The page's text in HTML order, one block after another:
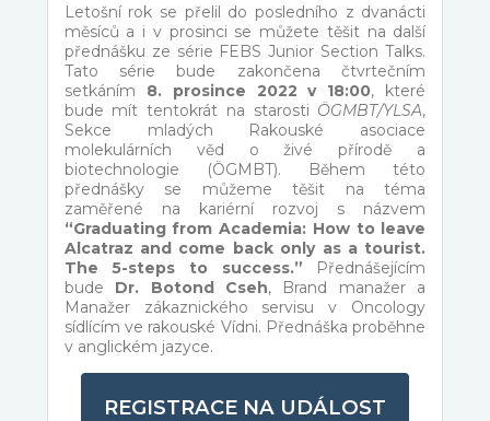
Letošní rok se přelil do posledního z dvanácti
měsíců a i v prosinci se můžete těšit na další
přednášku ze série FEBS Junior Section Talks.
Tato série bude zakončena čtvrtečním
setkáním 8. prosince 2022 v 18:00, které
bude mít tentokrát na starosti ÖGMBT/YLSA,
Sekce mladých Rakouské asociace
molekulárních věd o živé přírodě a
biotechnologie (ÖGMBT). Během této
přednášky se můžeme těšit na téma
zaměřené na kariérní rozvoj s názvem
“Graduating from Academia: How to leave
Alcatraz and come back only as a tourist.
The 5-steps to success.” Přednášejícím
bude Dr. Botond Cseh, Brand manažer a
Manažer zákaznického servisu v Oncology
sídlícím ve rakouské Vídni. Přednáška proběhne
v anglickém jazyce.
REGISTRACE NA UDÁLOST